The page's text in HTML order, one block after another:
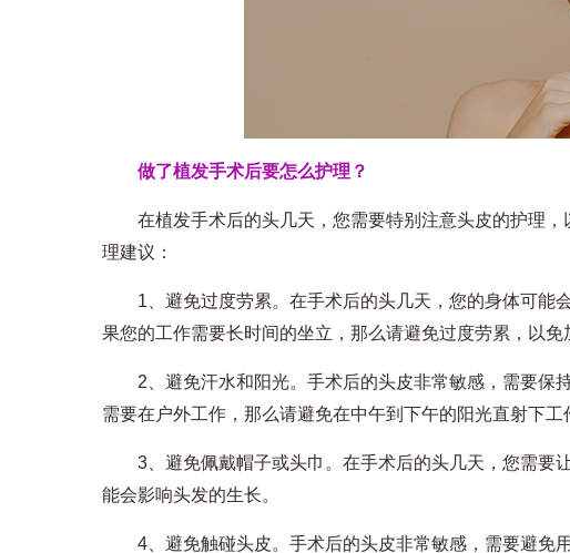
做了植发手术后要怎么护理？
在植发手术后的头几天，您需要特别注意头皮的护理，
理建议：
1、避免过度劳累。在手术后的头几天，您的身体可能
果您的工作需要长时间的坐立，那么请避免过度劳累，以免
2、避免汗水和阳光。手术后的头皮非常敏感，需要保
需要在户外工作，那么请避免在中午到下午的阳光直射下工
3、避免佩戴帽子或头巾。在手术后的头几天，您需要
能会影响头发的生长。
4、避免触碰头皮。手术后的头皮非常敏感，需要避免